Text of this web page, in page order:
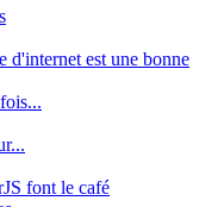
d'internet est une bonne
font le café